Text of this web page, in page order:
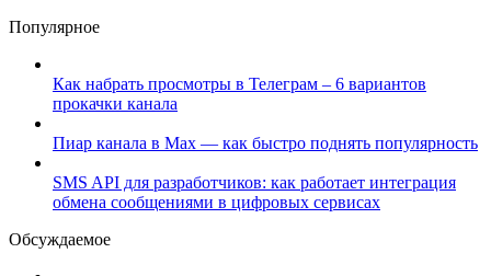
Популярное
Как набрать просмотры в Телеграм – 6 вариантов
прокачки канала
Пиар канала в Max — как быстро поднять популярность
SMS API для разработчиков: как работает интеграция
обмена сообщениями в цифровых сервисах
Обсуждаемое